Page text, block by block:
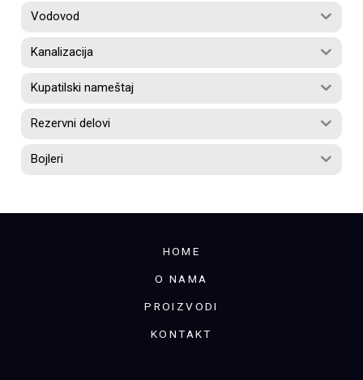
Vodovod
Kanalizacija
Kupatilski nameštaj
Rezervni delovi
Bojleri
HOME
O NAMA
PROIZVODI
KONTAKT